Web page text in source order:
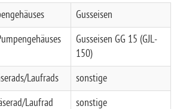
Gusseisen
Gusseisen GG 15 (GJL-
150)
Laufrads sonstige
Laufrad sonstige